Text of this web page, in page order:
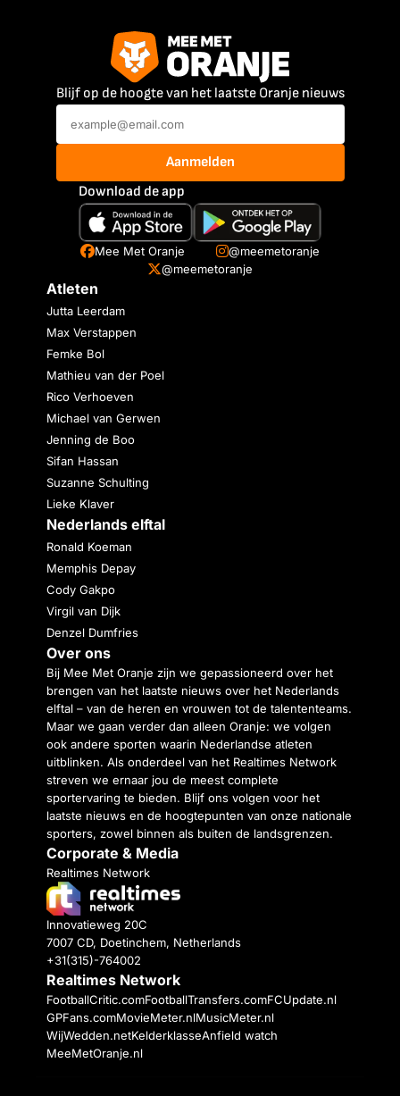
Blijf op de hoogte van het laatste Oranje nieuws
Aanmelden
Download de app
Mee Met Oranje
@meemetoranje
@meemetoranje
Atleten
Jutta Leerdam
Max Verstappen
Femke Bol
Mathieu van der Poel
Rico Verhoeven
Michael van Gerwen
Jenning de Boo
Sifan Hassan
Suzanne Schulting
Lieke Klaver
Nederlands elftal
Ronald Koeman
Memphis Depay
Cody Gakpo
Virgil van Dijk
Denzel Dumfries
Over ons
Bij Mee Met Oranje zijn we gepassioneerd over het
brengen van het laatste nieuws over het Nederlands
elftal – van de heren en vrouwen tot de talententeams.
Maar we gaan verder dan alleen Oranje: we volgen
ook andere sporten waarin Nederlandse atleten
uitblinken. Als onderdeel van het Realtimes Network
streven we ernaar jou de meest complete
sportervaring te bieden. Blijf ons volgen voor het
laatste nieuws en de hoogtepunten van onze nationale
sporters, zowel binnen als buiten de landsgrenzen.
Corporate & Media
Realtimes Network
Innovatieweg 20C
7007 CD, Doetinchem, Netherlands
+31(315)-764002
Realtimes Network
FootballCritic.comFootballTransfers.comFCUpdate.nl
GPFans.comMovieMeter.nlMusicMeter.nl
WijWedden.netKelderklasseAnfield watch
MeeMetOranje.nl